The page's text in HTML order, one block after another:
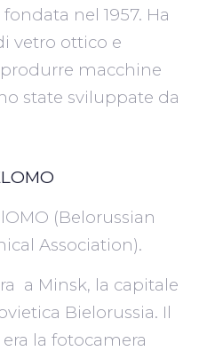
nel 1957. Ha
vetro ottico e
macchine
state sviluppate da
(Belorussian
Association).
a Minsk, la capitale
Bielorussia. Il
la fotocamera